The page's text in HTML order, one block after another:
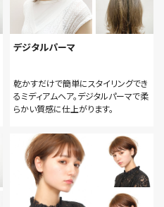
デジタルパーマ
乾かすだけで簡単にスタイリングでき
るミディアムヘア。デジタルパーマで柔
らかい質感に仕上がります。